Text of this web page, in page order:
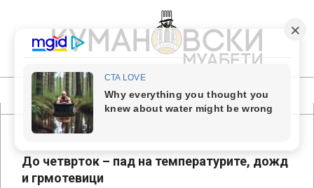
content
КУМАНОВСКИ
МУАБЕТИ
Primary
Navigation
До четврток – пад на температурите, дожд
и грмотевици